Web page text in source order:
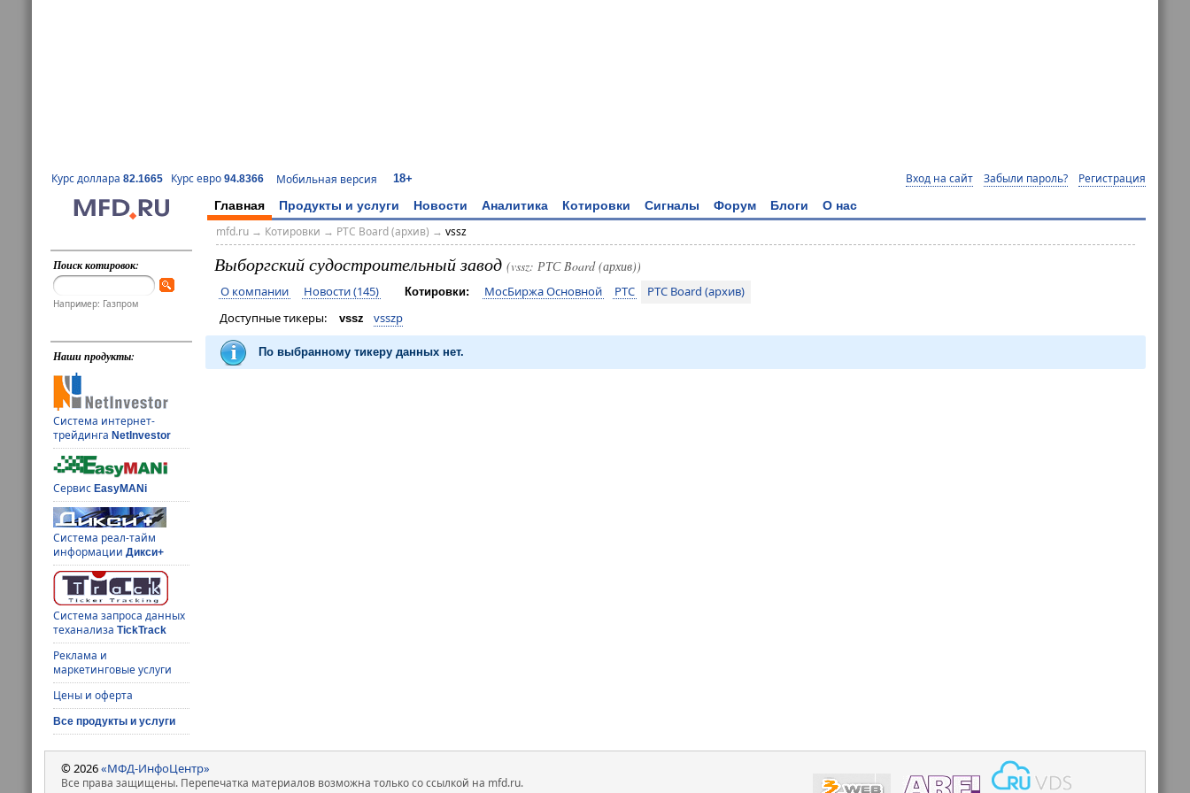
Курс доллара 82.1665 Курс евро 94.8366 Мобильная версия 18+ Вход на сайт Забыли пароль? Регистрация
Главная Продукты и услуги Новости Аналитика Котировки Сигналы Форум Блоги О нас
Поиск котировок:
Например: Газпром
Наши продукты:
Система интернет-
трейдингаNetInvestor
СервисEasyMANi
Система реал-тайм
информацииДикси+
Система запроса данных
теханализаTickTrack
Реклама и
маркетинговые услуги
Цены и оферта
Все продукты и услуги
mfd.ru→ Котировки → РТС Board (архив) → vssz
Выборгский судостроительный завод (vssz: РТС Board (архив))
О компании Новости (145) Котировки: МосБиржа Основной РТС
РТС Board (архив)
Доступные тикеры:
vssz vsszp
По выбранному тикеру данных нет.
© 2026«МФД-ИнфоЦентр»
Все права защищены. Перепечатка материалов возможна только со ссылкой на mfd.ru.